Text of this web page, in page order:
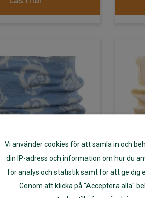
Vi använder cookies för att samla in och
din IP-adress och information om hur du
för analys och statistik samt för att ge dig
Genom att klicka på "Acceptera alla"